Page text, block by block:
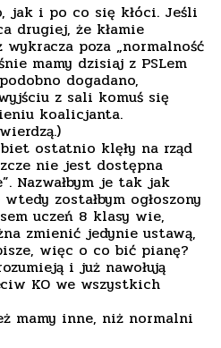
jak i po co się kłóci. Jeśli
drugiej, że kłamie
poza „normalność
mamy dzisiaj z PSLem
dogadano,
z sali komuś się
koalicjanta.
ostatnio klęły na rząd
nie jest dostępna
Nazwałbym je tak jak
zostałbym ogłoszony
uczeń 8 klasy wie,
zmienić jedynie ustawą,
więc o co bić pianę?
i już nawołują
KO we wszystkich
mamy inne, niż normalni